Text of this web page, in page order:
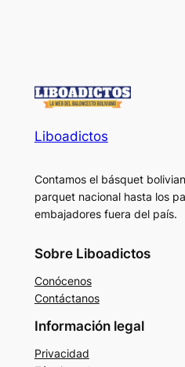
Liboadictos
Contamos el básquet
parquet nacional hasta los
embajadores fuera del país.
Sobre Liboadictos
Conócenos
Contáctanos
Información legal
Privacidad